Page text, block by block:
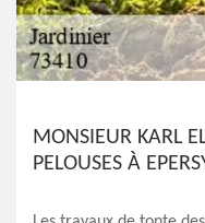
MONSIEUR KARL
PELOUSES À